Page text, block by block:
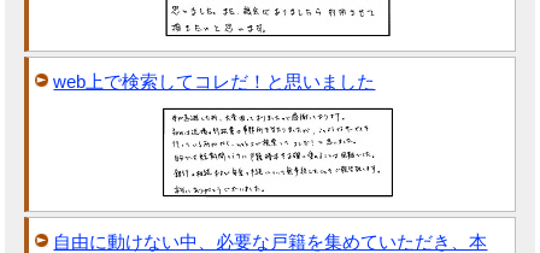
web上で検索してコレだ！と思いました
自由に動けない中、必要な戸籍を集めていただき、本